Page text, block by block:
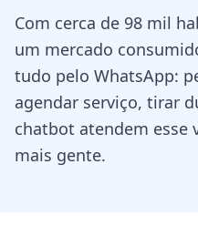
Com cerca de 98 mil
um mercado
tudo pelo WhatsApp:
agendar serviço, tirar
chatbot atendem esse
mais gente.